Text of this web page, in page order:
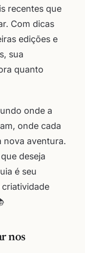
recentes que
Com dicas
edições e
sua
quanto
onde a
onde cada
nova aventura.
deseja
é seu
nos